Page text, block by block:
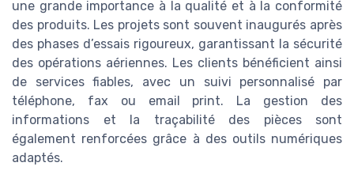
une grande importance à la qualité et à la conformité
des produits. Les projets sont souvent inaugurés après
des phases d’essais rigoureux, garantissant la sécurité
des opérations aériennes. Les clients bénéficient ainsi
de services fiables, avec un suivi personnalisé par
téléphone, fax ou email print. La gestion des
informations et la traçabilité des pièces sont
également renforcées grâce à des outils numériques
adaptés.